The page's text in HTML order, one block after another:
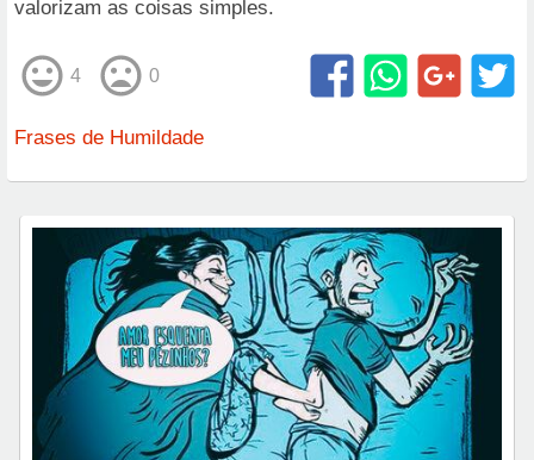
valorizam as coisas simples.
4 0
Frases de Humildade